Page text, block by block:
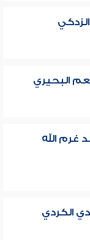
البحيري
غرم الله
الكردي